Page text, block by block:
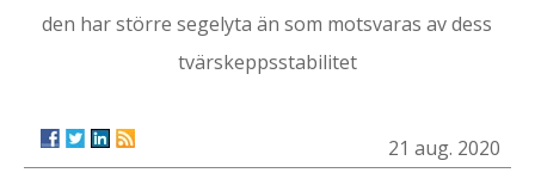
den har större segelyta än som motsvaras av dess
tvärskeppsstabilitet
21 aug. 2020